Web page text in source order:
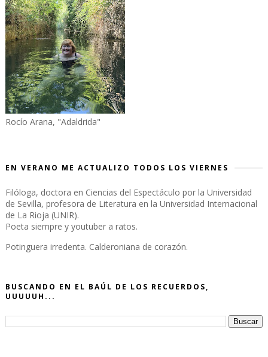
Rocío Arana, "Adaldrida"
EN VERANO ME ACTUALIZO TODOS LOS VIERNES
Filóloga, doctora en Ciencias del Espectáculo por la Universidad
de Sevilla, profesora de Literatura en la Universidad Internacional
de La Rioja (UNIR).
Poeta siempre y youtuber a ratos.
Potinguera irredenta. Calderoniana de corazón.
BUSCANDO EN EL BAÚL DE LOS RECUERDOS,
UUUUUH...